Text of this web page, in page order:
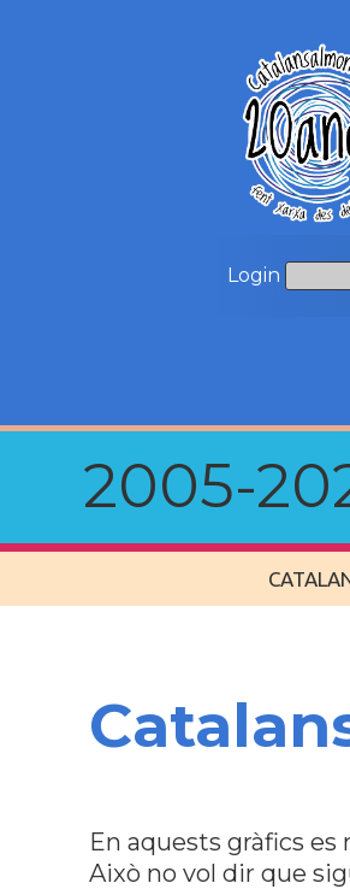
Login
2005-
En aquests gràfics es
Això no vol dir que